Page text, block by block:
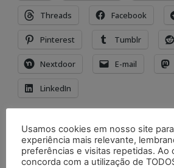
Threads Facebook
Pinterest Tumblr
Nextdoor E-mail
LinkedIn
TAGS autodefesa feminina
câmara
projeto de lei
spray de pimenta
Usamos cookies em nosso site
experiência mais relevante,
preferências e visitas repetidas. Ao
concorda com a utilização de